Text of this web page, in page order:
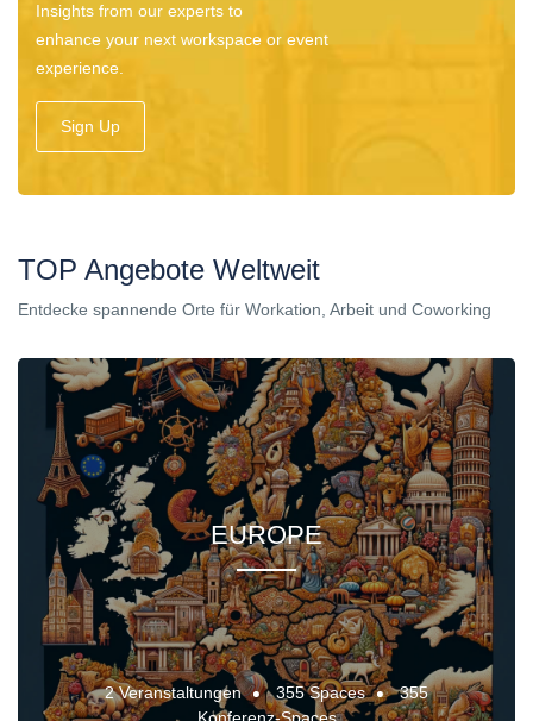
Insights from our experts to
enhance your next workspace or event
experience.
Sign Up
TOP Angebote Weltweit
Entdecke spannende Orte für Workation, Arbeit und Coworking
EUROPE
2 Veranstaltungen 355 Spaces
355